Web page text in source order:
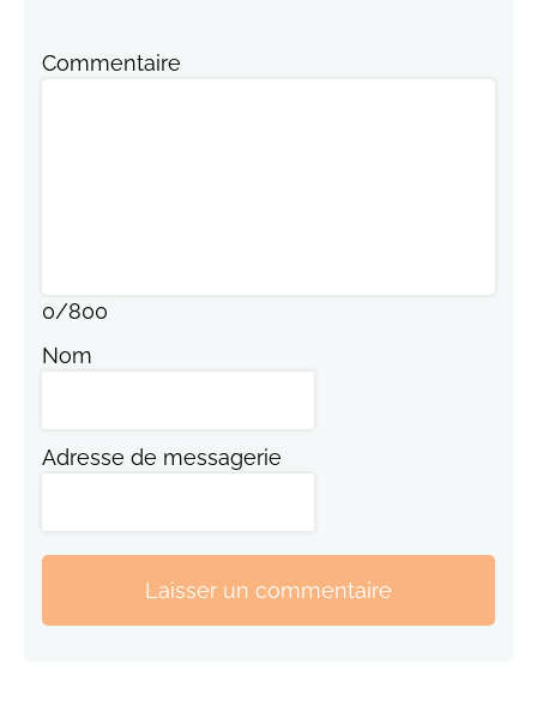
Commentaire
0/800
Nom
Adresse de messagerie
Laisser un commentaire